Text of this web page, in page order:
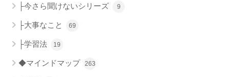
├今さら聞けないシリーズ 9
├大事なこと 69
├学習法 19
◆マインドマップ 263